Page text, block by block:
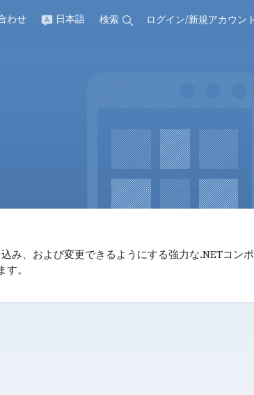
わせ 日本語 検索 ログイン/新規アカウン
み、および変更できるようにする強力な.NETコン
。